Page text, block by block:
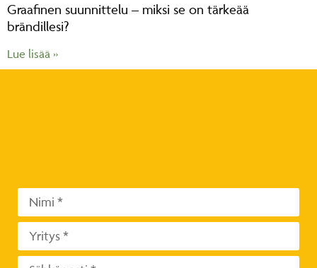
Graafinen suunnittelu – miksi se on tärkeää
brändillesi?
Lue lisää »